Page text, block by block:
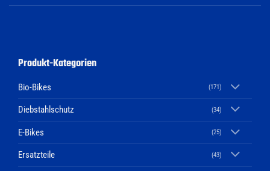
Produkt-Kategorien
Bio-Bikes (171)
Diebstahlschutz (34)
E-Bikes (25)
Ersatzteile (43)